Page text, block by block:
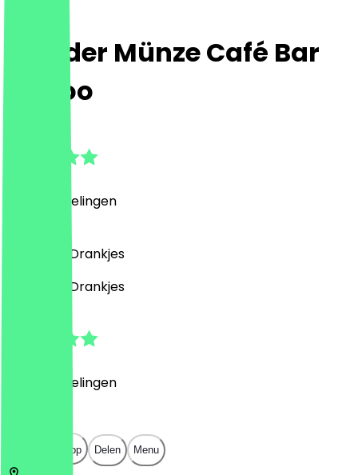
Drei der Münze Café Bar
Tattoo
Beoordelingen
Café, Bar, Drankjes
Café, Bar, Drankjes
Beoordelingen
Open in app Delen Menu